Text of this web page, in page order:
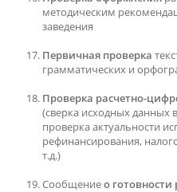
методическим
заведения
Первичная проверка
грамматических и
Проверка расчетно-
(сверка исходных данных
проверка актуальности
рефинансирования,
т.д.)
Сообщениео